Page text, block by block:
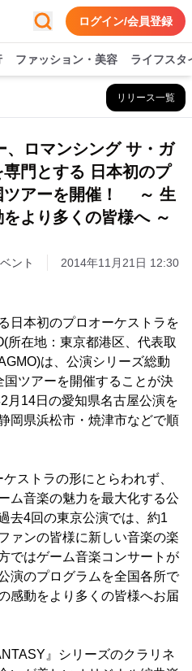
ログイン/会員登録
ファッション・美容 ライフスタ
リリース一覧
、ロマンシング サ・ガ
門とする 日本初のプ
ツアーを開催！ ～ 生
より多くの皆様へ ～
ント 2014年11月21日 12:30
日本初のプロオーケストラを
所在地：東京都港区、代表取
は、公演シリーズ総動
国ツアーを開催することが決
月14日の愛知県名古屋公演を
岡県浜松市・焼津市などで順
ストラの形にとらわれず、
ム音楽の魅力を最大化する公
去4回の東京公演では、約1
ァンの皆様に新しい音楽の楽
ではゲーム音楽コンサートが
演のプログラムを全国各所で
感動をより多くの皆様へお届
』シリーズのクラリネ